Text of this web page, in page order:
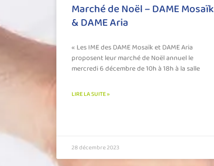
Marché de Noël – DAME Mosaïk
& DAME Aria
« Les IME des DAME Mosaïk et DAME Aria
proposent leur marché de Noël annuel le
mercredi 6 décembre de 10h à 18h à la salle
LIRE LA SUITE »
28 décembre 2023